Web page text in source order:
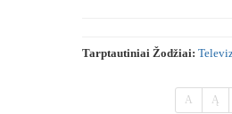
Tarptautiniai Žodžiai:
A Ą